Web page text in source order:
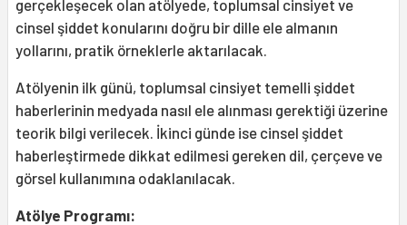
gerçekleşecek olan atölyede, toplumsal cinsiyet ve
cinsel şiddet konularını doğru bir dille ele almanın
yollarını, pratik örneklerle aktarılacak.
Atölyenin ilk günü, toplumsal cinsiyet temelli şiddet
haberlerinin medyada nasıl ele alınması gerektiği üzerine
teorik bilgi verilecek. İkinci günde ise cinsel şiddet
haberleştirmede dikkat edilmesi gereken dil, çerçeve ve
görsel kullanımına odaklanılacak.
Atölye Programı: